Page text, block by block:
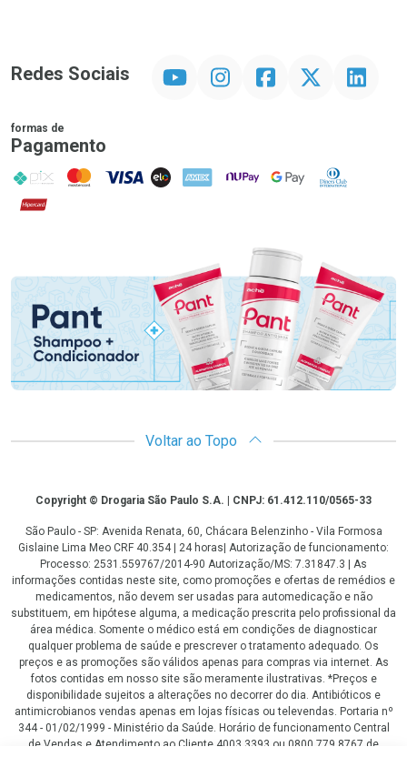
Redes Sociais InstagramFacebookTwitter Linkedin
formas de
Pagamento
PIX MasterCard
VISA ELO AMEX NuPay Google PayDiners Club
Hipercard
Promoção em Destaque
Voltar ao Topo
CopyrightCopyright © Drogaria São Paulo S.A. | CNPJ: 61.412.110/0565-33
São Paulo - SP: Avenida Renata, 60, Chácara Belenzinho - Vila Formosa
Gislaine Lima Meo CRF 40.354 | 24 horas| Autorização de funcionamento:
Processo: 2531.559767/2014-90 Autorização/MS: 7.31847.3 | As
informações contidas neste site, como promoções e ofertas de remédios e
medicamentos, não devem ser usadas para automedicação e não
substituem, em hipótese alguma, a medicação prescrita pelo profissional da
área médica. Somente o médico está em condições de diagnosticar
qualquer problema de saúde e prescrever o tratamento adequado. Os
preços e as promoções são válidos apenas para compras via internet. As
fotos contidas em nosso site são meramente ilustrativas. *Preços e
disponibilidade sujeitos a alterações no decorrer do dia. Antibióticos e
antimicrobianos vendas apenas em lojas físicas ou televendas. Portaria nº
344 - 01/02/1999 - Ministério da Saúde. Horário de funcionamento Central
de Vendas e Atendimento ao Cliente 4003 3393 ou 0800 779 8767 de